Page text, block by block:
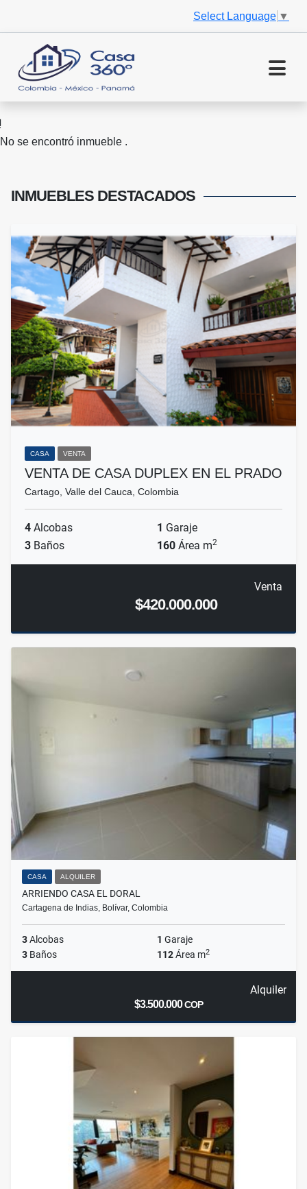
Select Language ▼
No se encontró inmueble .
INMUEBLES DESTACADOS
CASA VENTA
VENTA DE CASA DUPLEX EN EL PRADO
Cartago, Valle del Cauca, Colombia
4 Alcobas 1 Garaje
3 Baños 160 Área m2
Venta
$420.000.000
CASA ALQUILER
ARRIENDO CASA EL DORAL
Cartagena de Indias, Bolívar, Colombia
3Alcobas 1 Garaje
3 Baños 112Área m2
Alquiler
$3.500.000COP